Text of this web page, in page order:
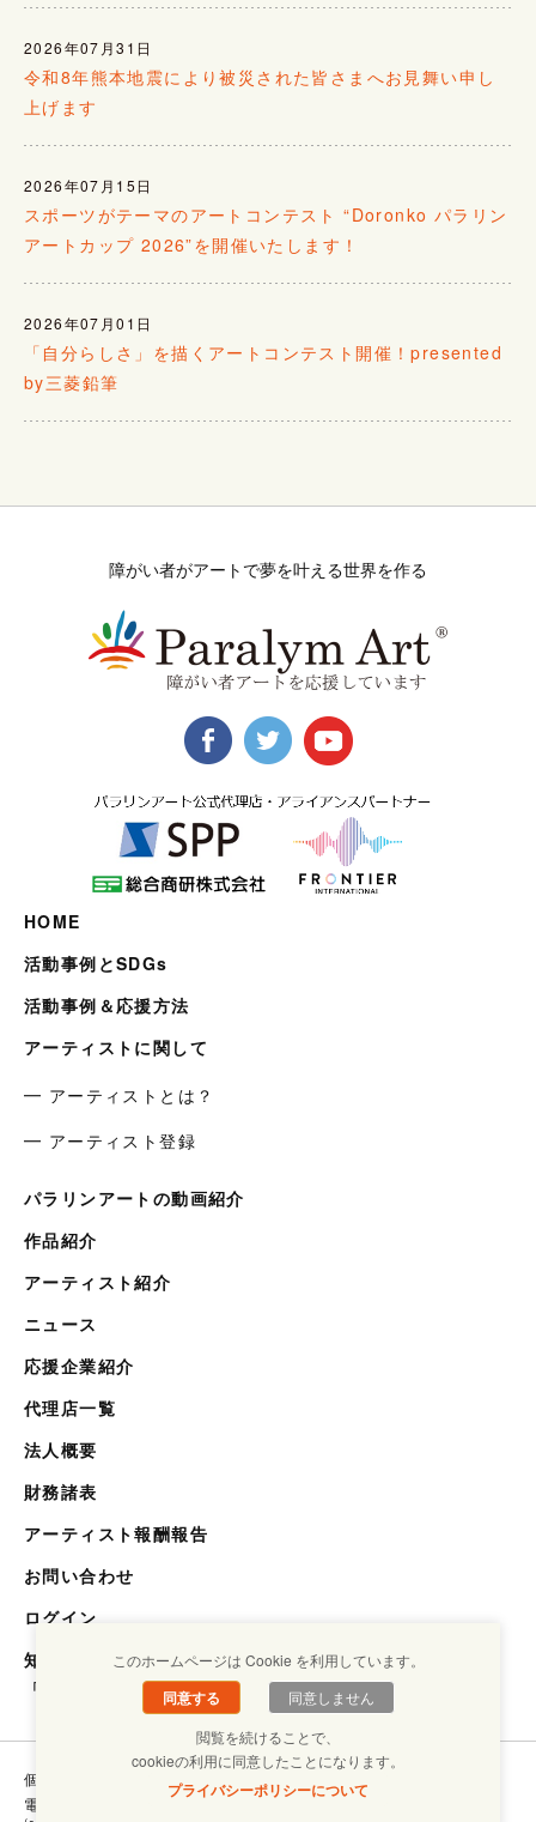
2026年07月31日
令和8年熊本地震により被災された皆さまへお見舞い申し
上げます
2026年07月15日
スポーツがテーマのアートコンテスト “Doronko パラリン
アートカップ 2026”を開催いたします！
2026年07月01日
「自分らしさ」を描くアートコンテスト開催！presented
by三菱鉛筆
障がい者がアートで夢を叶える世界を作る
HOME
活動事例とSDGs
活動事例＆応援方法
アーティストに関して
━ アーティストとは？
━ アーティスト登録
パラリンアートの動画紹介
作品紹介
アーティスト紹介
ニュース
応援企業紹介
代理店一覧
法人概要
財務諸表
アーティスト報酬報告
お問い合わせ
ログイン
知らない世界を知るメディア
「キクエスト」
個人情報保護方針
コンプライアンスについて
電子ブックラボ
このホームページは Cookie を利用しています。
同意する
同意しません
閲覧を続けることで、
cookieの利用に同意したことになります。
プライバシーポリシーについて